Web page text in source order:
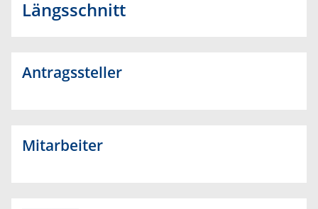
Längsschnitt​
Antragssteller
Mitarbeiter